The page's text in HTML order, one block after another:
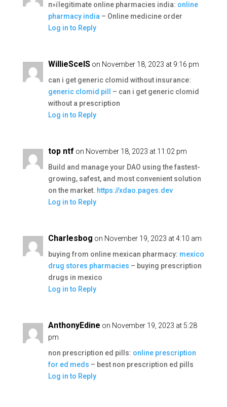
п»їlegitimate online pharmacies india: online
pharmacy india – Online medicine order
Log in to Reply
WillieScelS on November 18, 2023 at 9:16 pm
can i get generic clomid without insurance:
generic clomid pill
– can i get generic clomid
without a prescription
Log in to Reply
top ntf on November 18, 2023 at 11:02 pm
Build and manage your DAO using the fastest-
growing, safest, and most convenient solution
on the market. https://xdao.pages.dev
Log in to Reply
Charlesbog on November 19, 2023 at 4:10 am
buying from online mexican pharmacy: mexico
drug stores pharmacies – buying prescription
drugs in mexico
Log in to Reply
AnthonyEdine on November 19, 2023 at 5:28
pm
non prescription ed pills: online prescription
for ed meds – best non prescription ed pills
Log in to Reply